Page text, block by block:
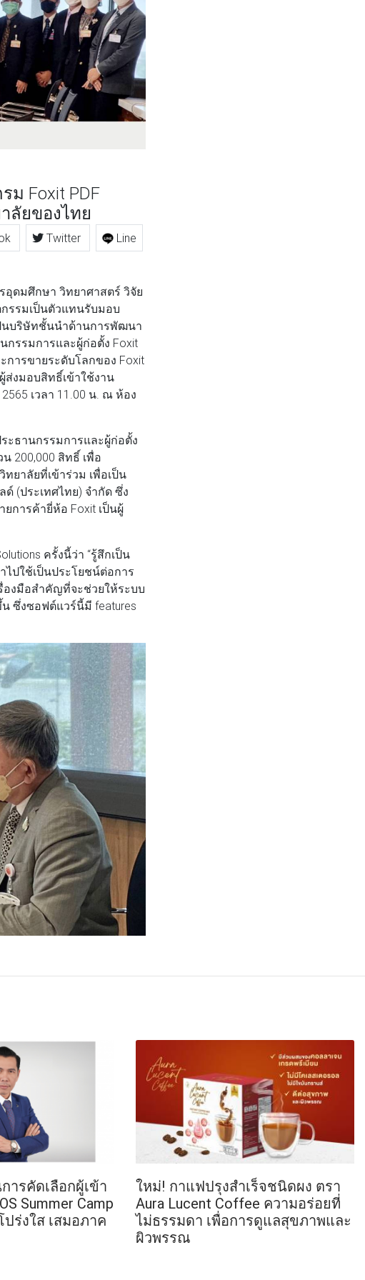
ม Foxit PDF
ลัยของไทย
Twitter
Line
ดมศึกษา วิทยาศาสตร์ วิจัย
รรมเป็นตัวแทนรับมอบ
ป็นบริษัทชั้นนำด้านการพัฒนา
กรรมการและผู้ก่อตั้ง Foxit
การขายระดับโลกของ Foxit
ส่งมอบสิทธิ์เข้าใช้งาน
เวลา 11.00 น. ณ ห้อง
ะธานกรรมการและผู้ก่อตั้ง
200,000 สิทธิ์ เพื่อ
ยาลัยที่เข้าร่วม เพื่อเป็น
(ประเทศไทย) จำกัด ซึ่ง
การค้ายี่ห้อ Foxit เป็นผู้
ครั้งนี้ว่า “รู้สึกเป็น
ไปใช้เป็นประโยชน์ต่อการ
รื่องมือสำคัญที่จะช่วยให้ระบบ
ซึ่งซอฟต์แวร์นี้มี features
ารคัดเลือกผู้เข้า
Summer Camp
ร่งใส เสมอภาค
ใหม่! กาแฟปรุงสำเร็จชนิดผง ตรา
Aura Lucent Coffee ความอร่อยที่
ไม่ธรรมดา เพื่อการดูแลสุขภาพและ
ผิวพรรณ